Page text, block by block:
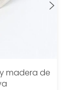
madera de